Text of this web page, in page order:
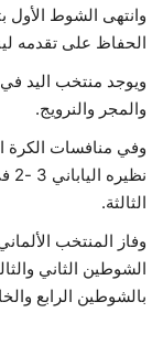
الحفاظ على تقدمه لينهي
ويوجد منتخب اليد
والمجر والنرويج.
وفي منافسات الكرة
الثالثة.
بالشوطين الرابع والخامس 30 - 28